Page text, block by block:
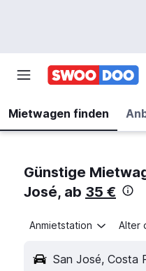
Mietwagen finden
Günstige
José, ab 35 €
Anmietstation Alter
San José, Costa